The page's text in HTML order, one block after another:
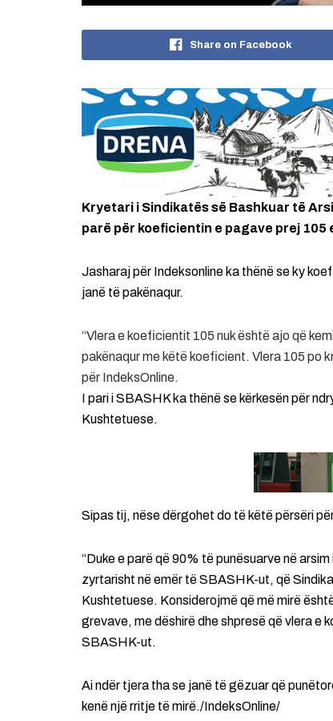
Share on Facebook
Kryetari i Sindikatës së Bashkuar të
parë për koeficientin e pagave prej
Jasharaj për Indeksonline ka thënë se ky
janë të pakënaqur.
“Vlera e koeficientit 105 nuk është ajo që
pakënaqur me këtë koeficient. Vlera 105 po
për IndeksOnline.
I pari i SBASHK ka thënë se kërkesën për
Kushtetuese.
Sipas tij, nëse dërgohet do të këtë përsëri
“Duke e parë që 90% të punësuarve në
zyrtarisht në emër të SBASHK-ut, që
Kushtetuese. Konsiderojmë që më mirë
grevave, me dëshirë dhe shpresë që vlera e
SBASHK-ut.
Ai ndër tjera tha se janë të gëzuar që
kenë një rritje të mirë./IndeksOnline/